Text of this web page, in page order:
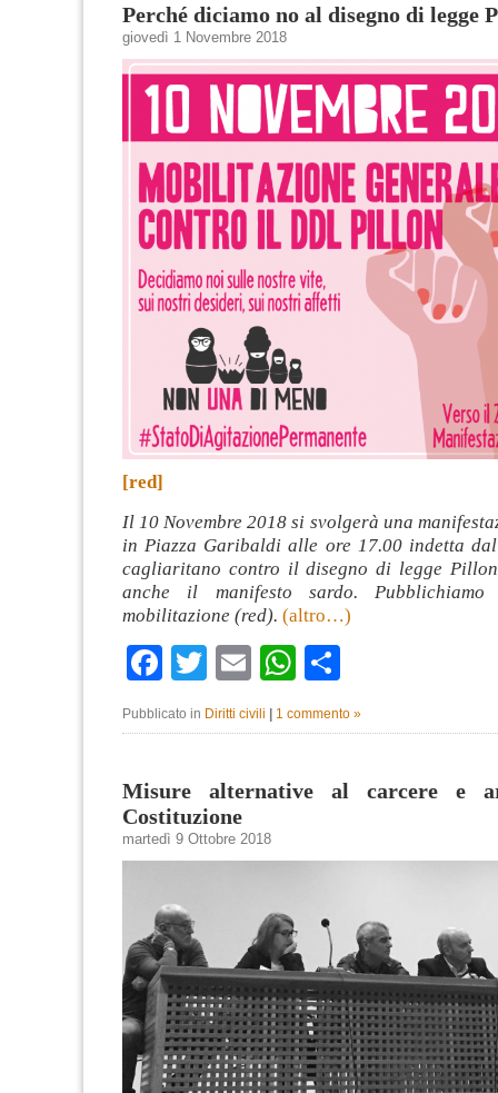
Perché diciamo no al disegno di legge
giovedì 1 Novembre 2018
[red]
Il 10 Novembre 2018 si svolgerà una
in Piazza Garibaldi alle ore 17.00 indetta
cagliaritano contro il disegno di legge
anche il manifesto sardo.
mobilitazione (red). (altro…)
Facebook
TwitterEmailWhatsApp
Pubblicato in Diritti civili 1 commento »
Misure alternative al carcere e
Costituzione
martedì 9 Ottobre 2018